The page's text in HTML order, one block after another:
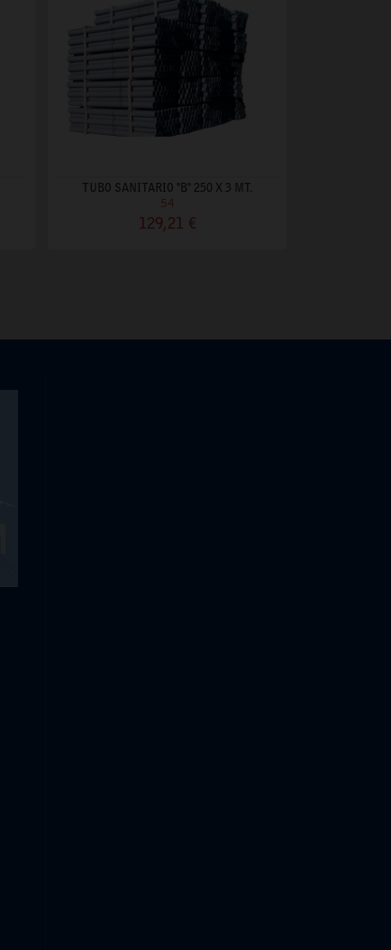
TUBO SANITARIO "B" 250 X 3 MT.
54
129,21 €